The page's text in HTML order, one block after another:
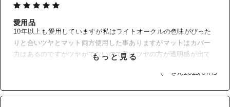
愛用品
10年以上も愛用していますが私はライトオークルの色味がぴった
りと合いツヤとマット両方使用した事ありますがマットはカバー
力はあるのですがツヤがでないので私はツヤの方が透明感が出て
デが密着するので自然に肌が綺麗にみえて好きです。
もっと見る
くーさん2025/07/15